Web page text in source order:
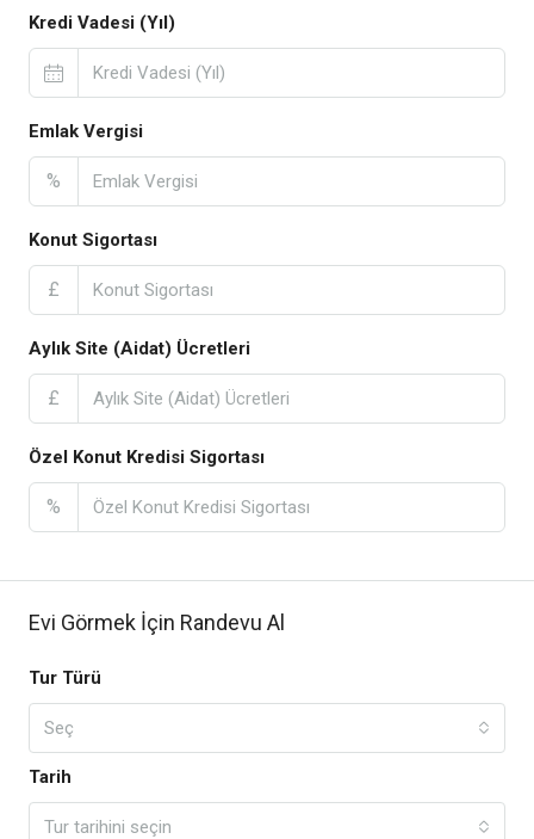
Kredi Vadesi (Yıl)
Emlak Vergisi
%
Konut Sigortası
£
Aylık Site (Aidat) Ücretleri
£
Özel Konut Kredisi Sigortası
%
Evi Görmek İçin Randevu Al
Tur Türü
Seç
Tarih
Tur tarihini seçin